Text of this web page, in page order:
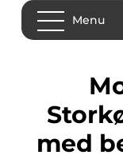
Menu
Mobil bilvask i
med